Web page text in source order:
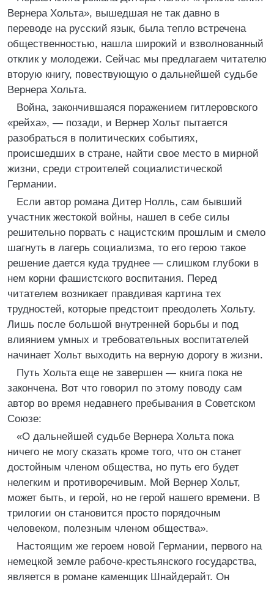
Вернера Хольта», вышедшая не так давно в
переводе на русский язык, была тепло встречена
общественностью, нашла широкий и взволнованный
отклик у молодежи. Сейчас мы предлагаем читателю
вторую книгу, повествующую о дальнейшей судьбе
Вернера Хольта.
Война, закончившаяся поражением гитлеровского
«рейха», — позади, и Вернер Хольт пытается
разобраться в политических событиях,
происшедших в стране, найти свое место в мирной
жизни, среди строителей социалистической
Германии.
Если автор романа Дитер Нолль, сам бывший
участник жестокой войны, нашел в себе силы
решительно порвать с нацистским прошлым и смело
шагнуть в лагерь социализма, то его герою такое
решение дается куда труднее — слишком глубоки в
нем корни фашистского воспитания. Перед
читателем возникает правдивая картина тех
трудностей, которые предстоит преодолеть Хольту.
Лишь после большой внутренней борьбы и под
влиянием умных и требовательных воспитателей
начинает Хольт выходить на верную дорогу в жизни.
Путь Хольта еще не завершен — книга пока не
закончена. Вот что говорил по этому поводу сам
автор во время недавнего пребывания в Советском
Союзе:
«О дальнейшей судьбе Вернера Хольта пока
ничего не могу сказать кроме того, что он станет
достойным членом общества, но путь его будет
нелегким и противоречивым. Мой Вернер Хольт,
может быть, и герой, но не герой нашего времени. В
трилогии он становится просто порядочным
человеком, полезным членом общества».
Настоящим же героем новой Германии, первого на
немецкой земле рабоче-крестьянского государства,
является в романе каменщик Шнайдерайт. Он